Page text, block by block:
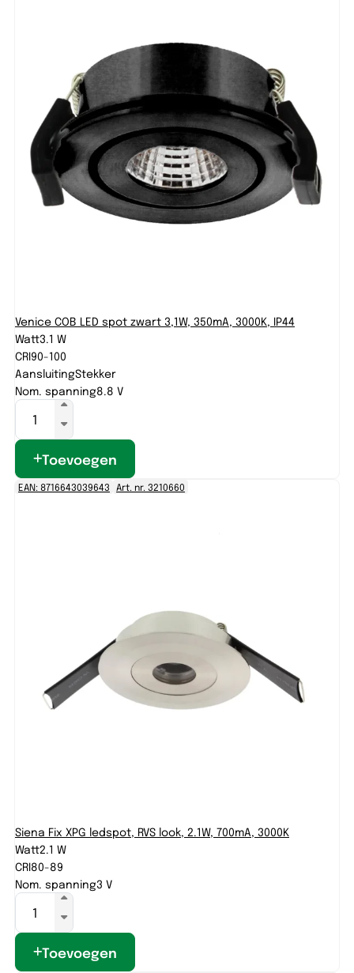
Venice COB LED spot zwart 3,1W, 350mA, 3000K, IP44
Watt3.1 W
CRI90-100
AansluitingStekker
Nom. spanning8.8 V
Toevoegen
EAN: 8716643039643 Art. nr. 3210660
Siena Fix XPG ledspot, RVS look, 2.1W, 700mA, 3000K
Watt2.1 W
CRI80-89
Nom. spanning3 V
Toevoegen